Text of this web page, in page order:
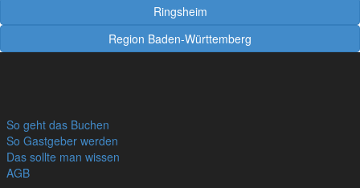
Ringsheim
Region Baden-Württemberg
So geht das Buchen
So Gastgeber werden
Das sollte man wissen
AGB